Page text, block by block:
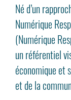
Né d’un
Numérique
(Numérique
un référentiel
économique et
et de la